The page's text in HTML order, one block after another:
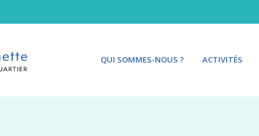
QUI SOMMES-NOUS ? ACTIVITÉS